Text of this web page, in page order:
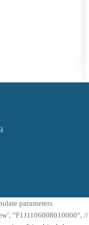
parameters
"F1J1106008010000", //